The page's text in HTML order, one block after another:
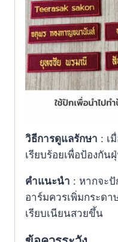
วิธีการดูแลรักษา : เ
เรียบร้อยเพื่อป้องกัน
คำแนะนำ : หากจะ
อาร์มควรเพิ่มกระด
เรียบเนียนสวยขึ้น